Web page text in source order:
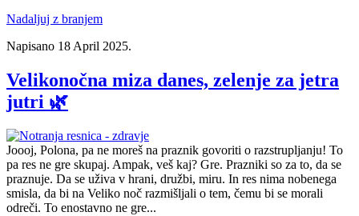
Nadaljuj z branjem
Napisano 18 April 2025.
Velikonočna miza danes, zelenje za jetra
jutri 🌿
Joooj, Polona, pa ne moreš na praznik govoriti o razstrupljanju! To
pa res ne gre skupaj. Ampak, veš kaj? Gre. Prazniki so za to, da se
praznuje. Da se uživa v hrani, družbi, miru. In res nima nobenega
smisla, da bi na Veliko noč razmišljali o tem, čemu bi se morali
odreči. To enostavno ne gre...